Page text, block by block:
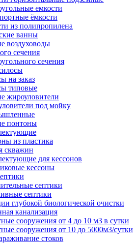
емкости
ёмкости
из полипропилена
ванны
воздуховоды
сечения
сечения
на заказ
типовые
жироуловители
под мойку
понтоны
из пластика
скважин
для кессонов
кессоны
септики
септики
глубокой биологической очистки
канализация
сооружения от 4 до 10 м3 в сутки
сооружения от 10 до 5000м3/сутки
стоков